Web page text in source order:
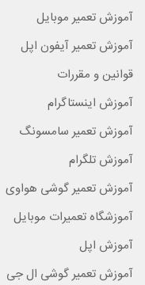
آموزش تعمیر موبایل
آموزش تعمیر آیفون اپل
قوانین و مقررات
آموزش اینستاگرام
آموزش تعمیر سامسونگ
آموزش تلگرام
آموزش تعمیر گوشی هواوی
آموزشگاه تعمیرات موبایل
آموزش اپل
آموزش تعمیر گوشی ال جی